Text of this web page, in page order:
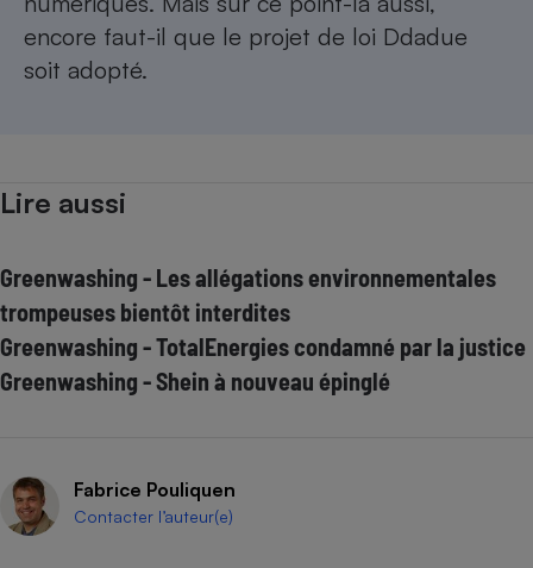
encore faut-il que le projet de loi Ddadue
soit adopté.
Lire aussi
Greenwashing - Les allégations environnementales
trompeuses bientôt interdites
Greenwashing - TotalEnergies condamné par la justice
Greenwashing - Shein à nouveau épinglé
Fabrice Pouliquen
Contacter l’auteur(e)